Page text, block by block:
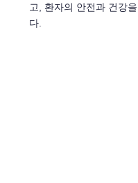
고, 환자의 안전과 건강
다.